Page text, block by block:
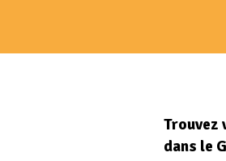
Trouvez
dans le